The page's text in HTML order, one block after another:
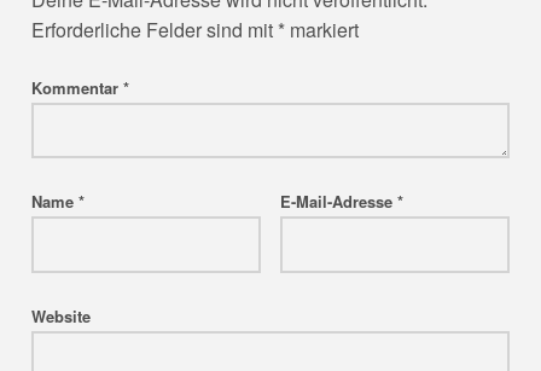
Erforderliche Felder sind mit *markiert
Kommentar *
Name * E-Mail-Adresse *
Website